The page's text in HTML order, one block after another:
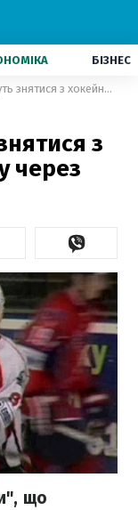
БІЗНЕС
"Гайдамаки" можуть знятися з хокейного чемпіонату через фінанси
з
через
що